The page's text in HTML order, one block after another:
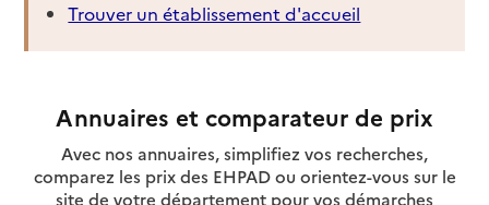
Trouver un établissement d'accueil
Annuaires et comparateur de prix
Avec nos annuaires, simplifiez vos recherches,
comparez les prix des EHPAD ou orientez-vous sur le
site de votre département pour vos démarches